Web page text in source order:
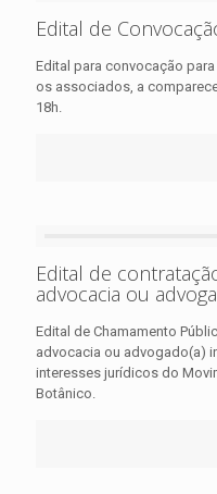
Edital de
Edital para convocação
os associados, a
18h.
Edital de
advocacia ou
Edital de Chamamento
advocacia ou advogado(a)
interesses jurídicos do
Botânico.